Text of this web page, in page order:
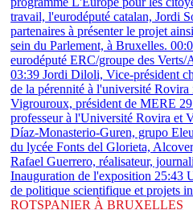
ROTSPANIER À BRUXELLES